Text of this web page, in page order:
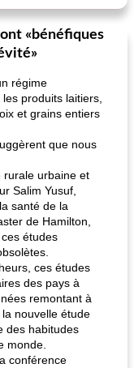
«bénéfiques
régime
produits laitiers,
et grains entiers
que nous
rurale urbaine et
Salim Yusuf,
santé de la
de Hamilton,
études
ces études
des pays à
remontant à
nouvelle étude
des habitudes
monde.
conférence